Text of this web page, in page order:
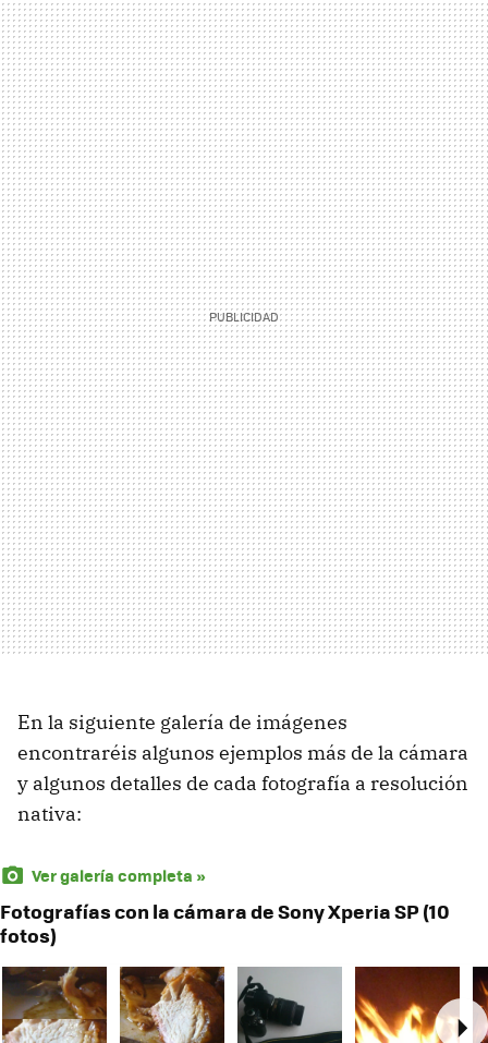
En la siguiente galería de imágenes
encontraréis algunos ejemplos más de la cámara
y algunos detalles de cada fotografía a resolución
nativa:
Ver galería completa »
Fotografías con la cámara de Sony Xperia SP (10
fotos)